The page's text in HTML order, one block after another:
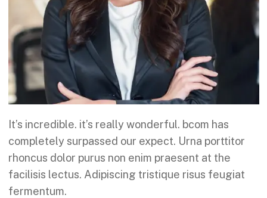
It’s incredible. it’s really wonderful. bcom has
completely surpassed our expect. Urna porttitor
rhoncus dolor purus non enim praesent at the
facilisis lectus. Adipiscing tristique risus feugiat
fermentum.